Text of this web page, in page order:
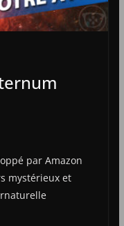
par Amazon
mystérieux et